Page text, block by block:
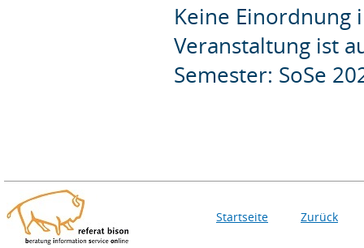
Keine Einordnung
Veranstaltung ist
Semester: SoSe
Startseite Zurück